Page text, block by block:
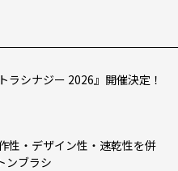
ラシナジー 2026』開催決定！
性・デザイン性・速乾性を併
ンブラシ